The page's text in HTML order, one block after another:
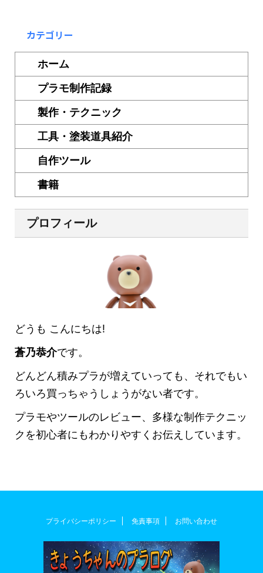
カテゴリー
ホーム
プラモ制作記録
製作・テクニック
工具・塗装道具紹介
自作ツール
書籍
プロフィール
どうも こんにちは!
蒼乃恭介です。
どんどん積みプラが増えていっても、それでもい
ろいろ買っちゃうしょうがない者です。
プラモやツールのレビュー、多様な制作テクニッ
クを初心者にもわかりやすくお伝えしています。
プライバシーポリシー 免責事項 お問い合わせ